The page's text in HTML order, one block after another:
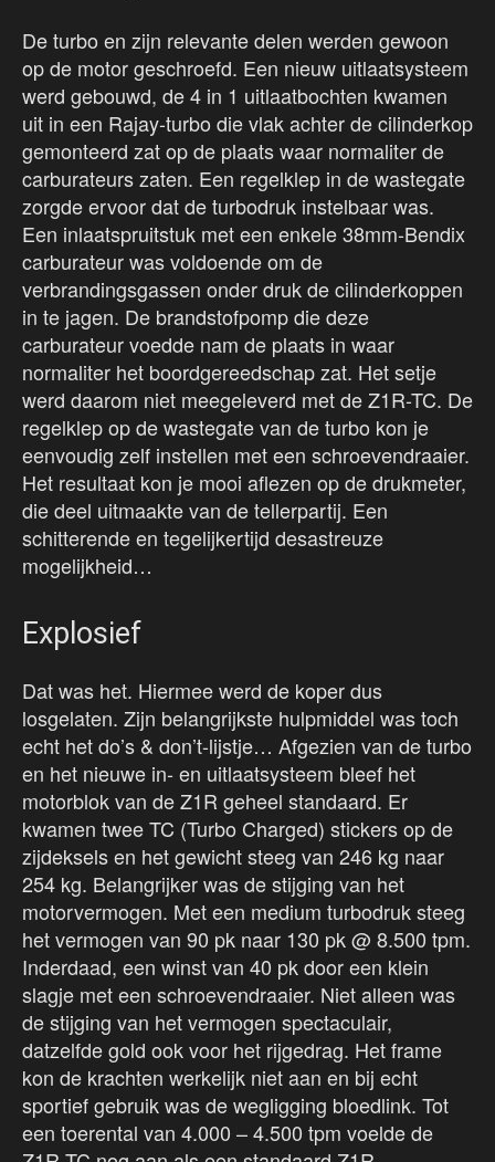
De turbo en zijn relevante delen werden gewoon
op de motor geschroefd. Een nieuw uitlaatsysteem
werd gebouwd, de 4 in 1 uitlaatbochten kwamen
uit in een Rajay-turbo die vlak achter de cilinderkop
gemonteerd zat op de plaats waar normaliter de
carburateurs zaten. Een regelklep in de wastegate
zorgde ervoor dat de turbodruk instelbaar was.
Een inlaatspruitstuk met een enkele 38mm-Bendix
carburateur was voldoende om de
verbrandingsgassen onder druk de cilinderkoppen
in te jagen. De brandstofpomp die deze
carburateur voedde nam de plaats in waar
normaliter het boordgereedschap zat. Het setje
werd daarom niet meegeleverd met de Z1R-TC. De
regelklep op de wastegate van de turbo kon je
eenvoudig zelf instellen met een schroevendraaier.
Het resultaat kon je mooi aflezen op de drukmeter,
die deel uitmaakte van de tellerpartij. Een
schitterende en tegelijkertijd desastreuze
mogelijkheid…
Explosief
Dat was het. Hiermee werd de koper dus
losgelaten. Zijn belangrijkste hulpmiddel was toch
echt het do’s & don’t-lijstje… Afgezien van de turbo
en het nieuwe in- en uitlaatsysteem bleef het
motorblok van de Z1R geheel standaard. Er
kwamen twee TC (Turbo Charged) stickers op de
zijdeksels en het gewicht steeg van 246 kg naar
254 kg. Belangrijker was de stijging van het
motorvermogen. Met een medium turbodruk steeg
het vermogen van 90 pk naar 130 pk @ 8.500 tpm.
Inderdaad, een winst van 40 pk door een klein
slagje met een schroevendraaier. Niet alleen was
de stijging van het vermogen spectaculair,
datzelfde gold ook voor het rijgedrag. Het frame
kon de krachten werkelijk niet aan en bij echt
sportief gebruik was de wegligging bloedlink. Tot
een toerental van 4.000 – 4.500 tpm voelde de